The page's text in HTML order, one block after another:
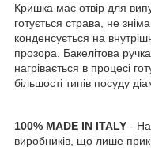
Кришка має отвір для
готується страва, не
конденсується на
прозора. Бакелітова
нагрівається в процесі
більшості типів посуду
100% MADE IN ITALY - На
виробників, що лише